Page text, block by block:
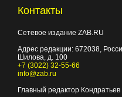
Контакты
Сетевое издание ZAB.RU
Адрес редакции: 672038,
Шилова, д. 100
+7 (3022) 32-55-66
info@zab.ru
Главный редактор